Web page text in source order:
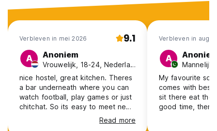
Verbleven in mei 2026 9.1
A Anoniem
Vrouwelijk, 18-24, Nederland
nice hostel, great kitchen. Theres
a bar underneath where you can
watch football, play games or just
chitchat. So its easy to meet new
people. Airco in the rooms was
nice. Close to a small supermarket
Read more
Verbleven in aug
A
My favourite
comes with best
sit there eat
good time, there